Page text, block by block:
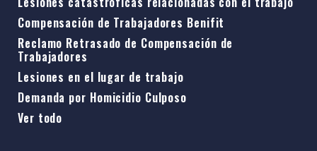
Compensación de Trabajadores Benifit
Reclamo Retrasado de Compensación de
Trabajadores
Lesiones en el lugar de trabajo
Demanda por Homicidio Culposo
Ver todo